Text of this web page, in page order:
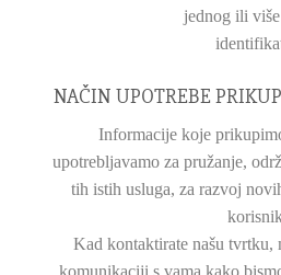
jednog ili
NAČIN UPOTREBE
Informacije koje
upotrebljavamo za pružanje,
tih istih usluga, za razvoj
Kad kontaktirate našu tvrtku,
komunikaciji s vama kako